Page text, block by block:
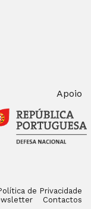
Apoio
de Privacidade
Contactos